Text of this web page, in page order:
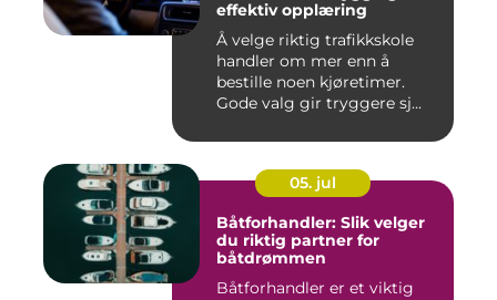
effektiv opplæring
Å velge riktig trafikkskole
handler om mer enn å
bestille noen kjøretimer.
Gode valg gir tryggere sj...
05. jul
Båtforhandler: Slik velger
du riktig partner for
båtdrømmen
Båtforhandler er et viktig